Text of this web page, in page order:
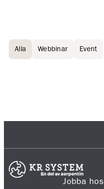
Alla Webbinar Event
Jobba hos